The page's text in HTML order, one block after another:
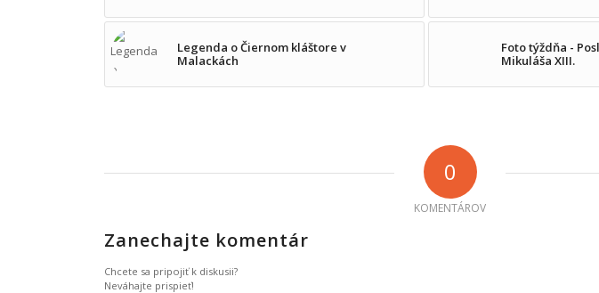
Legenda o Čiernom kláštore v
Malackách
Foto týždňa -
Mikuláša XIII.
0
KOMENTÁROV
Zanechajte komentár
Chcete sa pripojiť k diskusii?
Neváhajte prispieť!